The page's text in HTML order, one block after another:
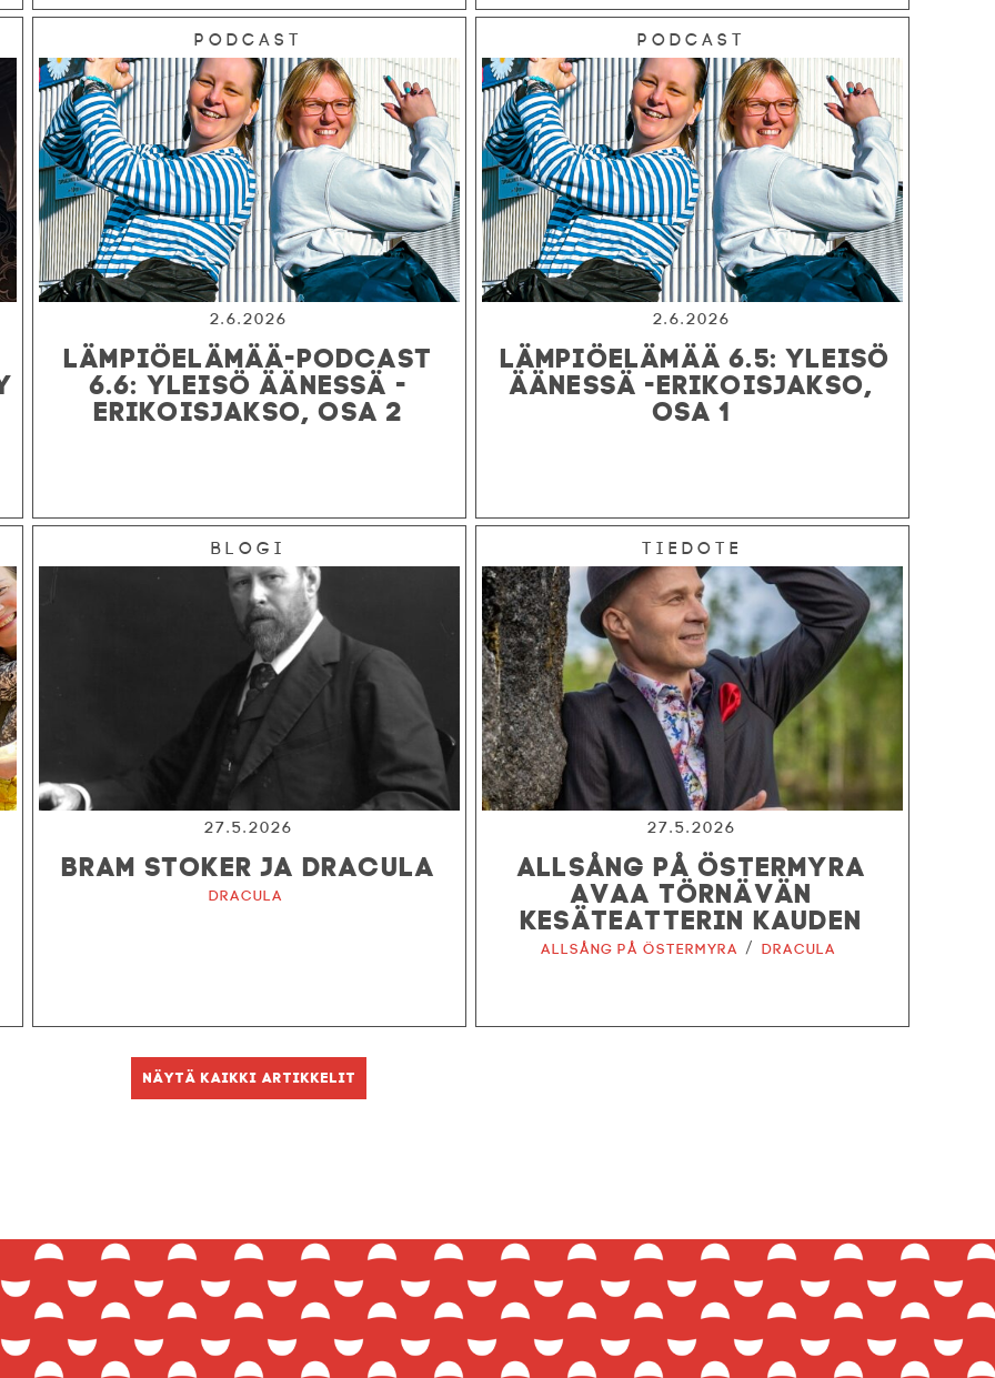
Podcast
2.6.2026
LÄMPIÖELÄMÄÄ-PODCAST
6.6: YLEISÖ ÄÄNESSÄ -
ERIKOISJAKSO, OSA 2
Podcast
2.6.2026
LÄMPIÖELÄMÄÄ 6.5: YLEISÖ
ÄÄNESSÄ -ERIKOISJAKSO,
OSA 1
Blogi
27.5.2026
BRAM STOKER JA DRACULA
Dracula
Tiedote
27.5.2026
ALLSÅNG PÅ ÖSTERMYRA
AVAA TÖRNÄVÄN
KESÄTEATTERIN KAUDEN
Allsång på Östermyra / Dracula
Näytä kaikki artikkelit